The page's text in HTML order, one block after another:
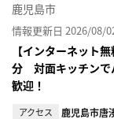
鹿児島市
情報更新日 2026/08/
【インターネット
分 対面キッチンで
歓迎！
アクセス 鹿児島市唐